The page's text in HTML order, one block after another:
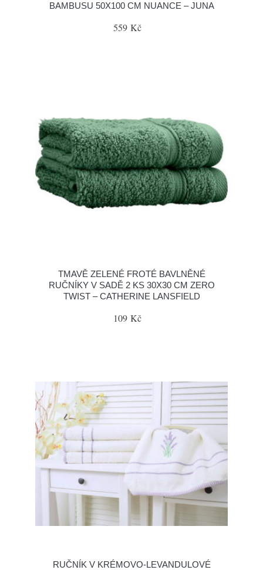
BAMBUSU 50X100 CM NUANCE – JUNA
559 Kč
TMAVĚ ZELENÉ FROTÉ BAVLNĚNÉ
RUČNÍKY V SADĚ 2 KS 30X30 CM ZERO
TWIST – CATHERINE LANSFIELD
109 Kč
RUČNÍK V KRÉMOVO-LEVANDULOVÉ